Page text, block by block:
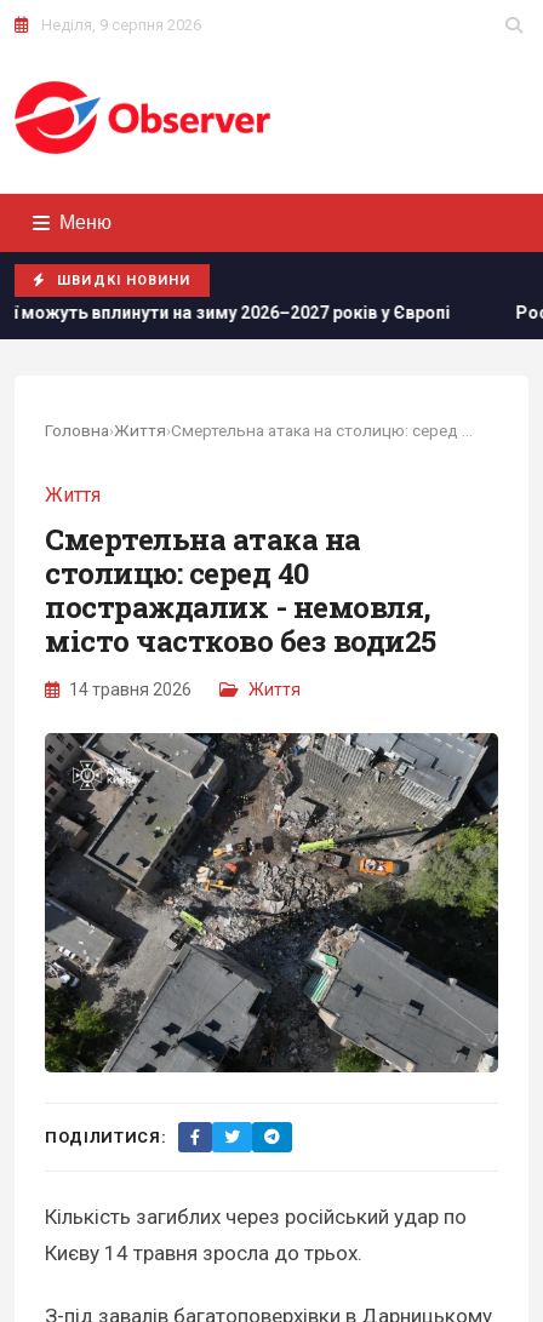
Неділя, 9 серпня 2026
Меню
ШВИДКІ НОВИНИ
зиму 2026–2027 років у Європі Росіяни просунулися
Головна›Життя›
Життя
Смертельна атака на
столицю: серед 40
постраждалих - немовля,
місто частково без води25
14 травня 2026 Життя
ПОДІЛИТИСЯ:
Кількість загиблих через російський удар по
Києву 14 травня зросла до трьох.
З-під завалів багатоповерхівки в Дарницькому